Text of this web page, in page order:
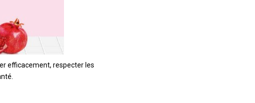
efficacement, respecter les